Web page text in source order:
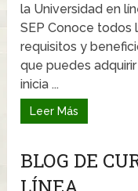
la Universidad en
SEP Conoce todos
requisitos y
que puedes
inicia ...
Leer Más
BLOG DE